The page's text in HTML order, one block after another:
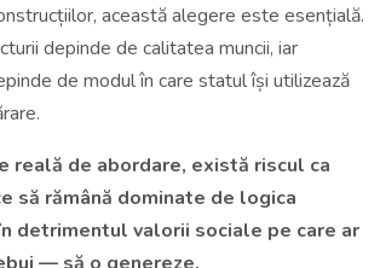
această alegere este esențială.
depinde de calitatea muncii, iar
de modul în care statul își utilizează
reală de abordare, există riscul ca
să rămână dominate de logica
detrimentul valorii sociale pe care ar